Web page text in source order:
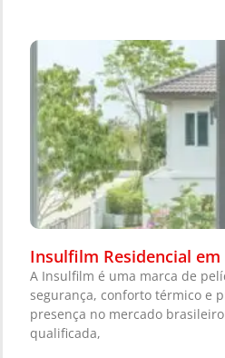
Insulfilm Residencial
A Insulfilm é uma marca de
segurança, conforto térmico e
presença no mercado
qualificada,